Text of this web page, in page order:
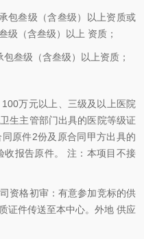
包叁级（含叁级）以上资质或
含叁级）以上 资质；
叁级（含叁级）以上资质；
万元以上、三级及以上医院
生主管部门出具的医院等级证
原件2份及原合同甲方出具的
告原件。 注：本项目不接
资格初审：有意参加竞标的供
件传送至本中心。外地 供应